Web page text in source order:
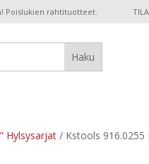
Poislukien rahtituotteet.
Hylsysarjat/ Kstools 916.0255